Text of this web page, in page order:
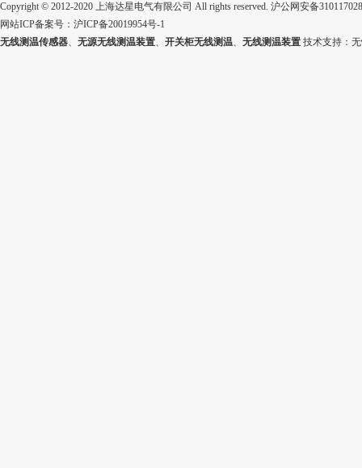
Copyright © 2012-2020 上海达星电气有限公司 All rights reserved. 沪公网安备
网站ICP备案号： 沪ICP备20019954号-1
无线测温传感器、 无源无线测温装置、 开关柜无线测温、 无线测温装置 技术支持：